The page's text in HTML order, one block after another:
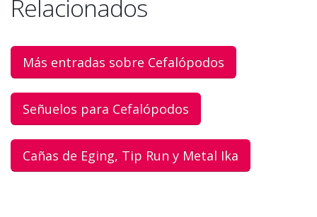
Relacionados
Más entradas sobre Cefalópodos
Señuelos para Cefalópodos
Cañas de Eging, Tip Run y Metal Ika